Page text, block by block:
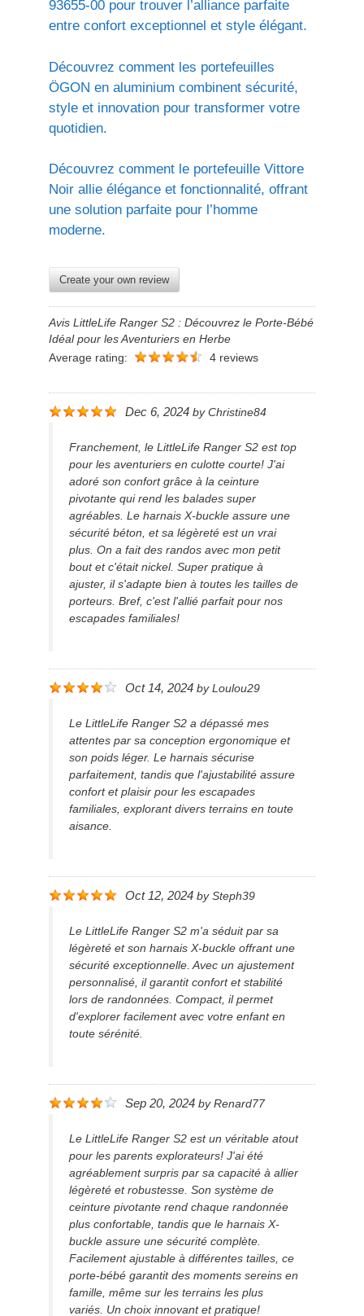
93655-00 pour trouver l’alliance parfaite
entre confort exceptionnel et style élégant.
Découvrez comment les portefeuilles
ÖGON en aluminium combinent sécurité,
style et innovation pour transformer votre
quotidien.
Découvrez comment le portefeuille Vittore
Noir allie élégance et fonctionnalité, offrant
une solution parfaite pour l’homme
moderne.
Create your own review
Avis LittleLife Ranger S2 : Découvrez le Porte-Bébé
Idéal pour les Aventuriers en Herbe
Average rating:
4 reviews
Dec 6, 2024 by Christine84
Franchement, le LittleLife Ranger S2 est top
pour les aventuriers en culotte courte! J'ai
adoré son confort grâce à la ceinture
pivotante qui rend les balades super
agréables. Le harnais X-buckle assure une
sécurité béton, et sa légèreté est un vrai
plus. On a fait des randos avec mon petit
bout et c'était nickel. Super pratique à
ajuster, il s'adapte bien à toutes les tailles de
porteurs. Bref, c'est l'allié parfait pour nos
escapades familiales!
Oct 14, 2024 by Loulou29
Le LittleLife Ranger S2 a dépassé mes
attentes par sa conception ergonomique et
son poids léger. Le harnais sécurise
parfaitement, tandis que l'ajustabilité assure
confort et plaisir pour les escapades
familiales, explorant divers terrains en toute
aisance.
Oct 12, 2024 by Steph39
Le LittleLife Ranger S2 m'a séduit par sa
légèreté et son harnais X-buckle offrant une
sécurité exceptionnelle. Avec un ajustement
personnalisé, il garantit confort et stabilité
lors de randonnées. Compact, il permet
d'explorer facilement avec votre enfant en
toute sérénité.
Sep 20, 2024 by Renard77
Le LittleLife Ranger S2 est un véritable atout
pour les parents explorateurs! J'ai été
agréablement surpris par sa capacité à allier
légèreté et robustesse. Son système de
ceinture pivotante rend chaque randonnée
plus confortable, tandis que le harnais X-
buckle assure une sécurité complète.
Facilement ajustable à différentes tailles, ce
porte-bébé garantit des moments sereins en
famille, même sur les terrains les plus
variés. Un choix innovant et pratique!